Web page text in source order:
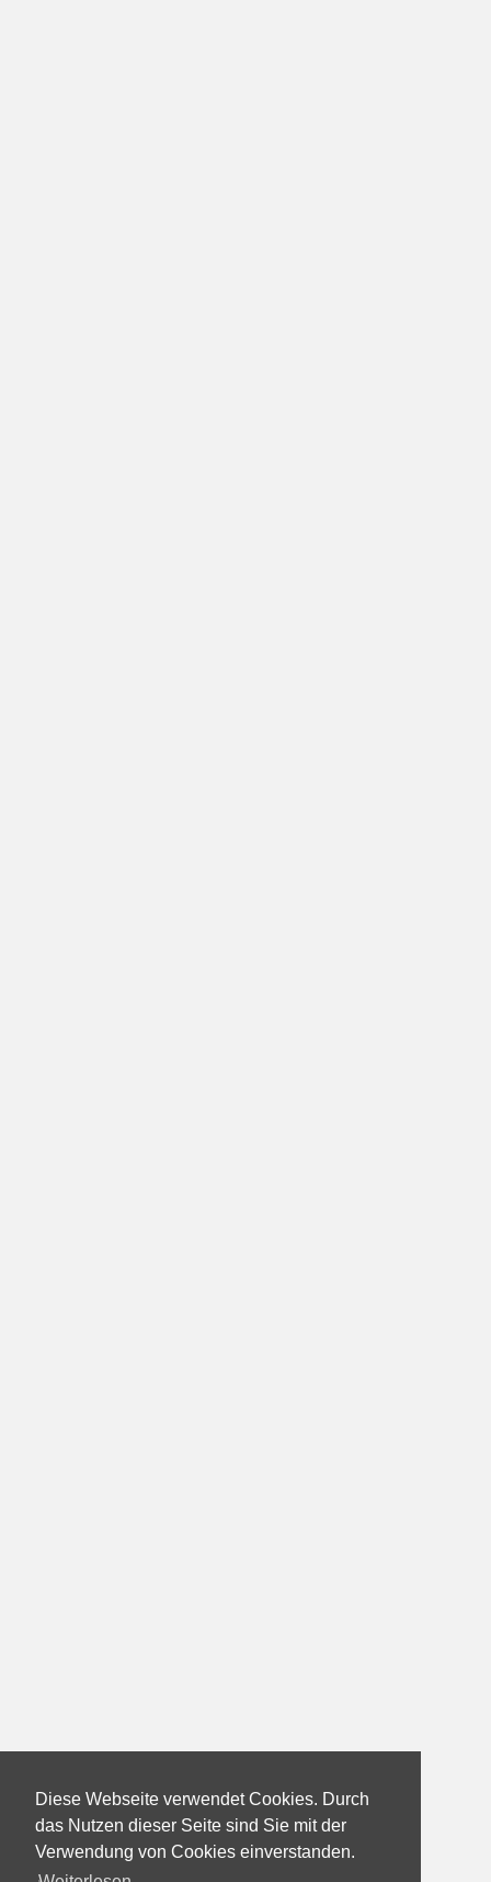
Diese Webseite verwendet Cookies. Durch
das Nutzen dieser Seite sind Sie mit der
Verwendung von Cookies einverstanden.